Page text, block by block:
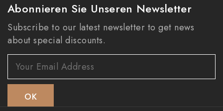
Abonnieren Sie Unseren Newsletter
Subscribe to our latest newsletter to get news
about special discounts.